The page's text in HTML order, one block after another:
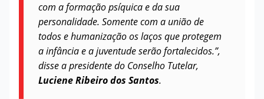
com a formação psíquica e da sua
personalidade. Somente com a união de
todos e humanização os laços que protegem
a infância e a juventude serão fortalecidos.”,
disse a presidente do Conselho Tutelar,
Luciene Ribeiro dos Santos.